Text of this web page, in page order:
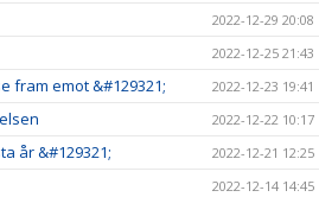
2022-12-29 20:08
2022-12-25 21:43
fram emot &#129321; 2022-12-23 19:41
2022-12-22 10:17
år &#129321; 2022-12-21 12:25
2022-12-14 14:45